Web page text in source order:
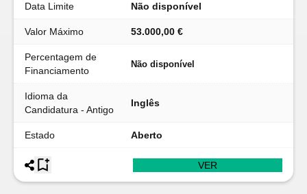
Data Limite Não disponível
Valor Máximo 53.000,00 €
Percentagem de
Financiamento
Não disponível
Idioma da
Candidatura - Antigo
Inglês
Estado Aberto
VER